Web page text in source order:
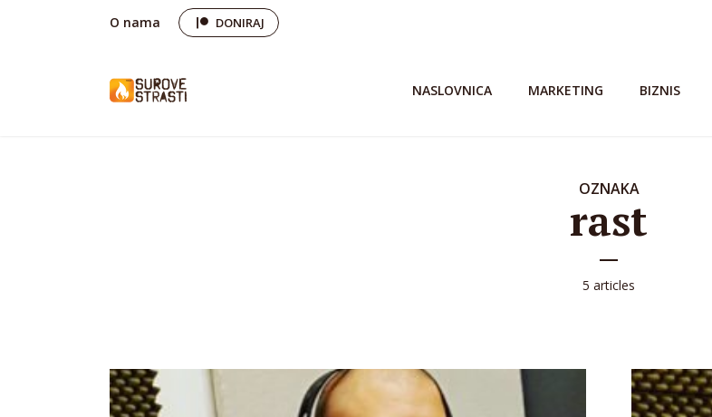
O nama DONIRAJ
NASLOVNICA MARKETING BIZNIS
OZNAKA
rast
5 articles